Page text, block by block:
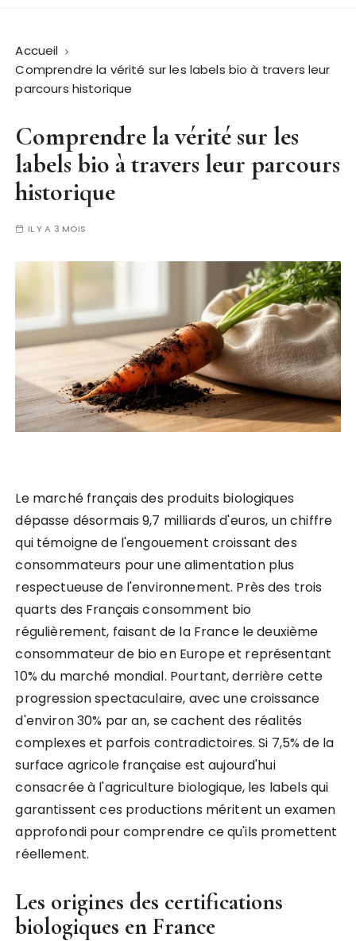
Accueil
Comprendre la vérité sur les labels bio à travers leur
parcours historique
Comprendre la vérité sur les
labels bio à travers leur parcours
historique
IL Y A 3 MOIS
Le marché français des produits biologiques
dépasse désormais 9,7 milliards d'euros, un chiffre
qui témoigne de l'engouement croissant des
consommateurs pour une alimentation plus
respectueuse de l'environnement. Près des trois
quarts des Français consomment bio
régulièrement, faisant de la France le deuxième
consommateur de bio en Europe et représentant
10% du marché mondial. Pourtant, derrière cette
progression spectaculaire, avec une croissance
d'environ 30% par an, se cachent des réalités
complexes et parfois contradictoires. Si 7,5% de la
surface agricole française est aujourd'hui
consacrée à l'agriculture biologique, les labels qui
garantissent ces productions méritent un examen
approfondi pour comprendre ce qu'ils promettent
réellement.
Les origines des certifications
biologiques en France